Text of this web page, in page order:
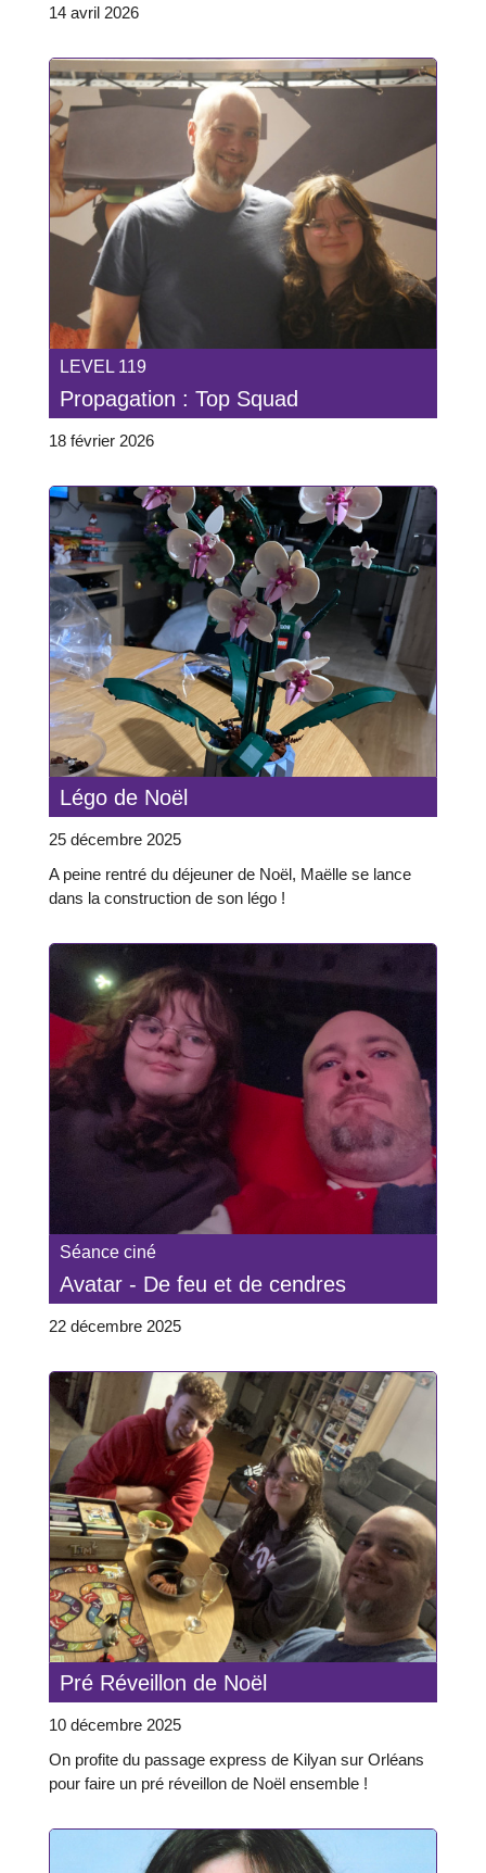
14 avril 2026
LEVEL 119
Propagation : Top Squad
18 février 2026
Légo de Noël
25 décembre 2025
A peine rentré du déjeuner de Noël, Maëlle se lance
dans la construction de son légo !
Séance ciné
Avatar - De feu et de cendres
22 décembre 2025
Pré Réveillon de Noël
10 décembre 2025
On profite du passage express de Kilyan sur Orléans
pour faire un pré réveillon de Noël ensemble !